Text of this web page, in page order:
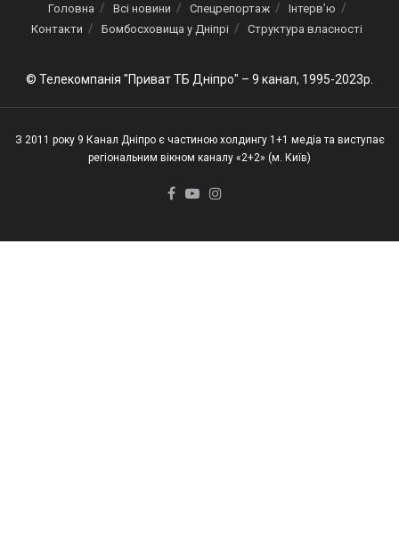
Головна Всі новини Спецрепортаж
Інтерв’ю
Контакти
Бомбосховища у Дніпрі Структура власності
© Телекомпанія "Приват ТБ Дніпро" – 9 канал, 1995-2023р.
З 2011 року 9 Канал Дніпро є частиною холдингу 1+1 медіа та виступає
регіональним вікном каналу «2+2» (м. Київ)